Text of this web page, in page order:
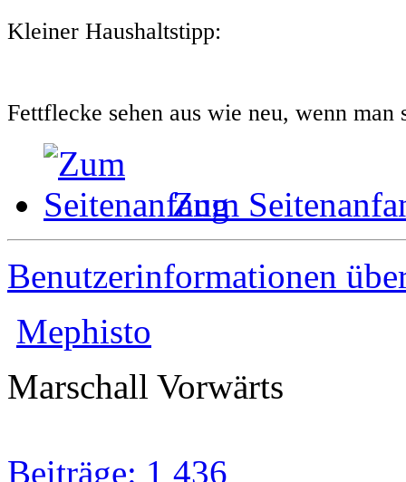
Kleiner Haushaltstipp:
Fettflecke sehen aus wie neu, wenn
Zum
Benutzerinformationen
Mephisto
Marschall Vorwärts
Beiträge: 1 436